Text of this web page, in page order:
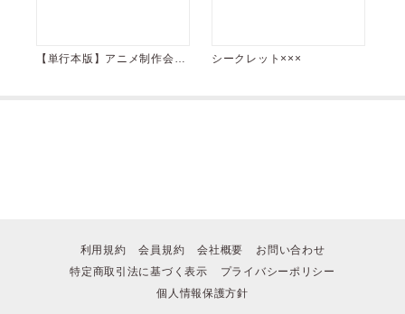
【単行本版】アニメ制作会社
シークレット×××
利用規約 会員規約 会社概要
お問い合わせ
特定商取引法に基づく表示
プライバシーポリシー
個人情報保護方針